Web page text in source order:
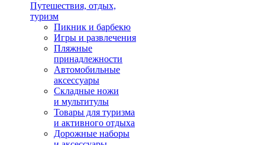
Путешествия, отдых,
туризм
Пикник и барбекю
Игры и развлечения
Пляжные
принадлежности
Автомобильные
аксессуары
Складные ножи
и мультитулы
Товары для туризма
и активного отдыха
Дорожные наборы